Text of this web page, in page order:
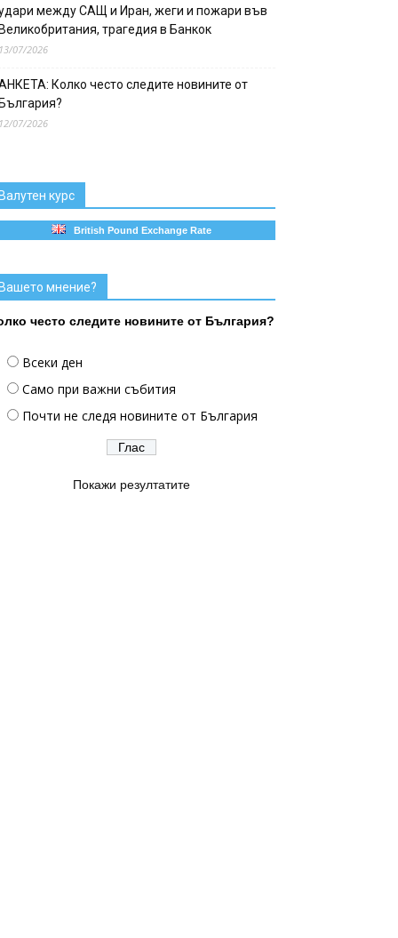
между САЩ и Иран, жеги и пожари във
трагедия в Банкок
07/2026
Колко често следите новините от
07/2026
курс
British Pound Exchange Rate
мнение?
често следите новините от България?
Всеки ден
Само при важни събития
Почти не следя новините от България
Покажи резултатите